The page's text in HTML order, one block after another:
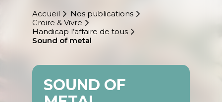
Accueil
Nos publications
Croire & Vivre
Handicap l’affaire de tous
Sound of metal
SOUND OF